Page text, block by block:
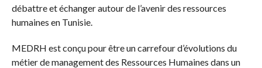
débattre et échanger autour de l’avenir des ressources
humaines en Tunisie.
MEDRH est conçu pour être un carrefour d’évolutions du
métier de management des Ressources Humaines dans un